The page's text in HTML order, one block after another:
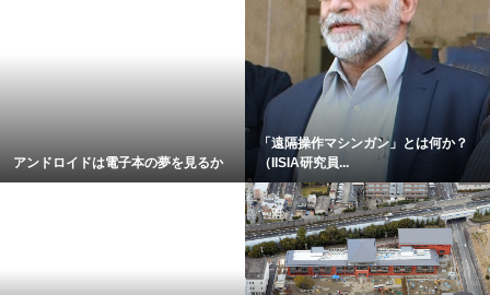
アンドロイドは電子本の夢を見るか
「遠隔操作マシンガン」とは何か？
（IISIA研究員...